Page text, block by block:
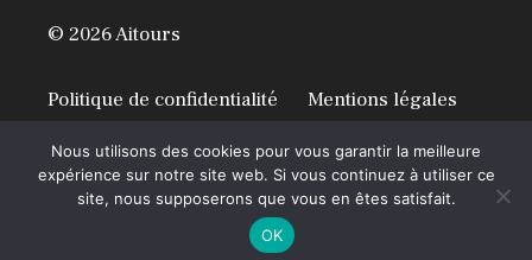
© 2026 Aitours
Politique de confidentialité
Mentions légales
Nous utilisons des cookies pour vous garantir la meilleure
expérience sur notre site web. Si vous continuez à utiliser ce
site, nous supposerons que vous en êtes satisfait.
OK